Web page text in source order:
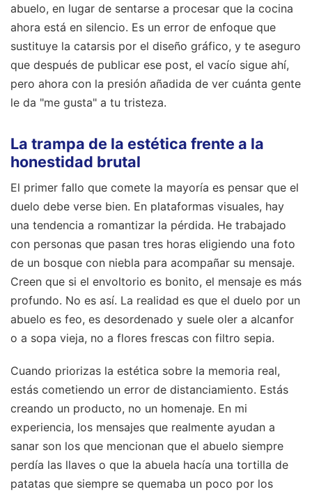
abuelo, en lugar de sentarse a procesar que la cocina
ahora está en silencio. Es un error de enfoque que
sustituye la catarsis por el diseño gráfico, y te aseguro
que después de publicar ese post, el vacío sigue ahí,
pero ahora con la presión añadida de ver cuánta gente
le da "me gusta" a tu tristeza.
La trampa de la estética frente a la
honestidad brutal
El primer fallo que comete la mayoría es pensar que el
duelo debe verse bien. En plataformas visuales, hay
una tendencia a romantizar la pérdida. He trabajado
con personas que pasan tres horas eligiendo una foto
de un bosque con niebla para acompañar su mensaje.
Creen que si el envoltorio es bonito, el mensaje es más
profundo. No es así. La realidad es que el duelo por un
abuelo es feo, es desordenado y suele oler a alcanfor
o a sopa vieja, no a flores frescas con filtro sepia.
Cuando priorizas la estética sobre la memoria real,
estás cometiendo un error de distanciamiento. Estás
creando un producto, no un homenaje. En mi
experiencia, los mensajes que realmente ayudan a
sanar son los que mencionan que el abuelo siempre
perdía las llaves o que la abuela hacía una tortilla de
patatas que siempre se quemaba un poco por los